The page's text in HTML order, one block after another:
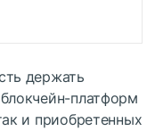
держать
платформ
и приобретенных